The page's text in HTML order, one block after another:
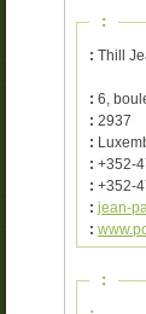
:
: Thill
: 6,
: 2937
:
: +352-
: +352-
: jean-
:
: